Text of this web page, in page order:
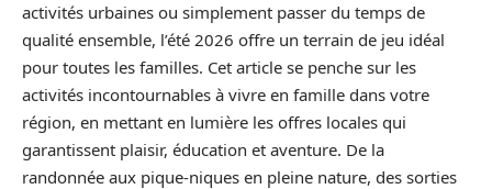
activités urbaines ou simplement passer du temps de
qualité ensemble, l’été 2026 offre un terrain de jeu idéal
pour toutes les familles. Cet article se penche sur les
activités incontournables à vivre en famille dans votre
région, en mettant en lumière les offres locales qui
garantissent plaisir, éducation et aventure. De la
randonnée aux pique-niques en pleine nature, des sorties